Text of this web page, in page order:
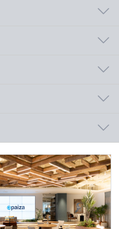
ト【paiza転職】：
目指す学生のための就活サイ
student
プログラミング入門サービス
paiza.jp/wroks
ンテンツ：
実行ができる「オンライン実
paiza.io
】：https://paiza.cloud/
19時00分
時間は業務の都合により
す）
〜30時間／月
実績
離職者数
数0人
男女別人数